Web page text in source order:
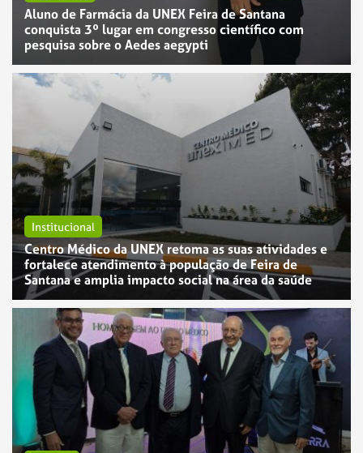
Aluno de Farmácia da UNEX Feira de Santana
conquista 3º lugar em congresso científico com
pesquisa sobre o Aedes aegypti
Institucional
Centro Médico da UNEX retoma as suas atividades e
fortalece atendimento à população de Feira de
Santana e amplia impacto social na área da saúde